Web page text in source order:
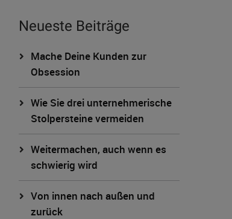
Neueste Beiträge
Mache Deine Kunden zur
Obsession
Wie Sie drei unternehmerische
Stolpersteine vermeiden
Weitermachen, auch wenn es
schwierig wird
Von innen nach außen und
zurück